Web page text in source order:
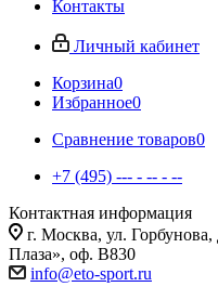
Контакты
Личный кабинет
Корзина0
Избранное0
Сравнение товаров0
+7 (495) --- - -- - --
Контактная информация
г. Москва, ул.
Плаза», оф. В830
info@eto-sport.ru